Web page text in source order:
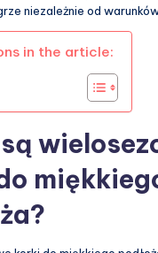
niezależnie od
in the article: